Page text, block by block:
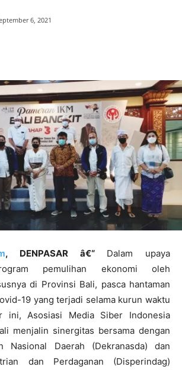
6, 2021
, DENPASAR â€“ Dalam upaya
pemulihan ekonomi oleh
di Provinsi Bali, pasca hantaman
19 yang terjadi selama kurun waktu
ini, Asosiasi Media Siber Indonesia
menjalin sinergitas bersama dengan
Nasional Daerah (Dekranasda) dan
dan Perdaganan (Disperindag)